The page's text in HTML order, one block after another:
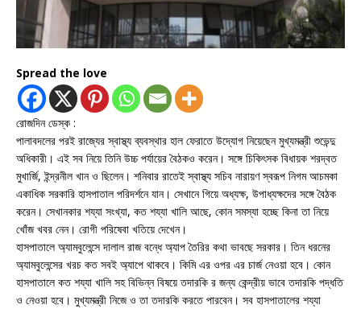
Spread the love
রোজদিন ডেস্ক :
পালাবদলের পরই রাজ্যের স্বাস্থ্য ব্যবস্থার হাল ফেরাতে উদ্যোগ নিয়েছেন মুখ্যমন্ত্রী শুভেন্দু
অধিকারী। এই সব নিয়ে তিনি উচ্চ পর্যায়ের বৈঠকও করেন। সঙ্গে চিকিৎসক বিধায়ক শরদ্বত
মুখার্জি, ইন্দ্রনীল খান ও ছিলেন। শনিবার রাতেই স্বাস্থ্য সচিব নারায়ণ স্বরূপ নিগম আচমকা
একাধিক সরকারি হাসপাতাল পরিদর্শনে যান। সেখানে গিয়ে অধ্যক্ষ, উপাধ্যক্ষদের সঙ্গে বৈঠক
করেন। সেখানকার শয্যা সংখ্যা, কত শয্যা খালি আছে, কোন সমস্যা হচ্ছে কিনা তা নিয়ে
খোঁজ খবর নেন। রোগী পরিষেবা খতিয়ে দেখেন।
হাসপাতালে অ্যামবুলেন্সে দালাল রাজ বন্ধে অ্যাপ তৈরির কথা ভাবছে সরকার। তিন ধরনের
অ্যামবুলেন্সের খরচ কত সবই অ্যাপে থাকবে। কিমি এর ওপর এর চার্জ নেওয়া হবে। কোন
হাসপাতালে কত শয্যা খালি সহ বিভিন্ন বিষয়ে তদারকি র জন্য কেন্দ্রীয় ভাবে তদারকি পদ্ধতি
ও নেওয়া হবে। মুখ্যমন্ত্রী নিজে ও তা তদারকি করতে পারবেন। সব হাসপাতালের শয্যা